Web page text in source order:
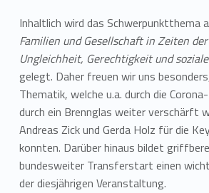
Inhaltlich wird das Schwerpunktthema
Familien und Gesellschaft in Zeiten
Ungleichheit, Gerechtigkeit und
gelegt. Daher freuen wir uns
Thematik, welche u.a. durch die
durch ein Brennglas weiter verschärft
Andreas Zick und Gerda Holz für die
konnten. Darüber hinaus bildet
bundesweiter Transferstart einen
der diesjährigen Veranstaltung.